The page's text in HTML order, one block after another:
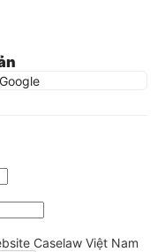
Caselaw Việt Nam